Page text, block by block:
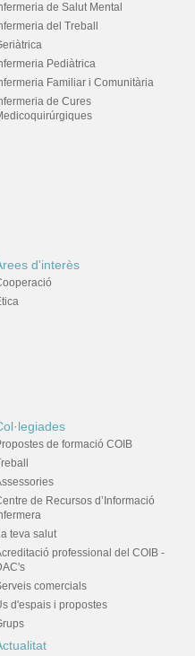
de Salut Mental
del Treball
Pediàtrica
Familiar i Comunitària
de Cures
d'interès
de formació COIB
de Recursos d’Informació
teva salut
professional del COIB -
comercials
d'espais i propostes